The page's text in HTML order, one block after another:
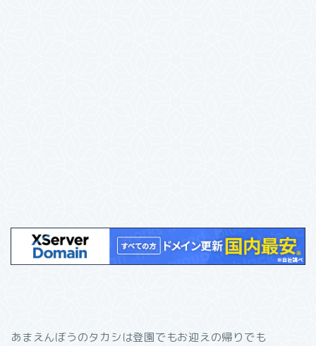
あまえんぼうのタカシは登園でもお迎えの帰りでも